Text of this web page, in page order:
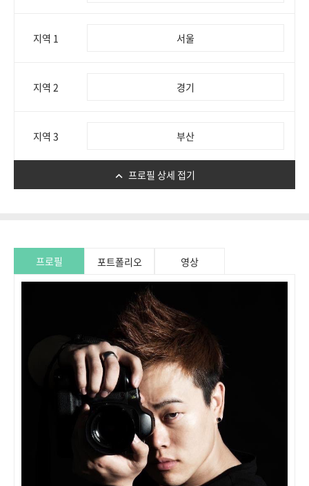
지역 1 서울
지역 2 경기
지역 3 부산
프로필 상세 접기
프로필 포트폴리오 영상